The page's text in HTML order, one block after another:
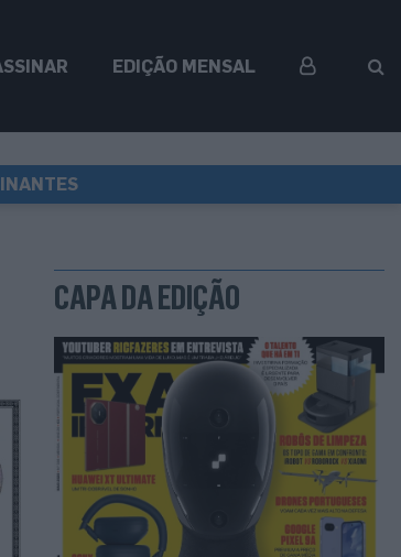
EDIÇÃO MENSAL
CAPA DA EDIÇÃO